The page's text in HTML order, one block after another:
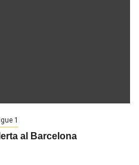
1
al Barcelona